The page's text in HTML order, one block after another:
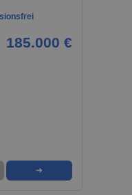
185.000 €
➜